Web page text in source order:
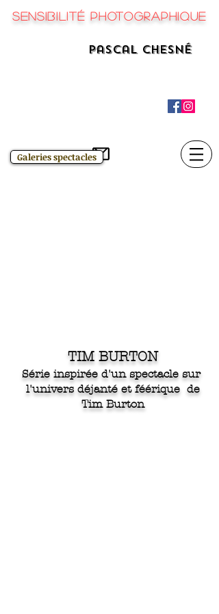
Sensibilité Photographique
Pascal Chesné
CONTACT
Galeries spectacles
TIM BURTON
Série inspirée d'un spectacle sur
l'univers déjanté et féérique de
Tim Burton